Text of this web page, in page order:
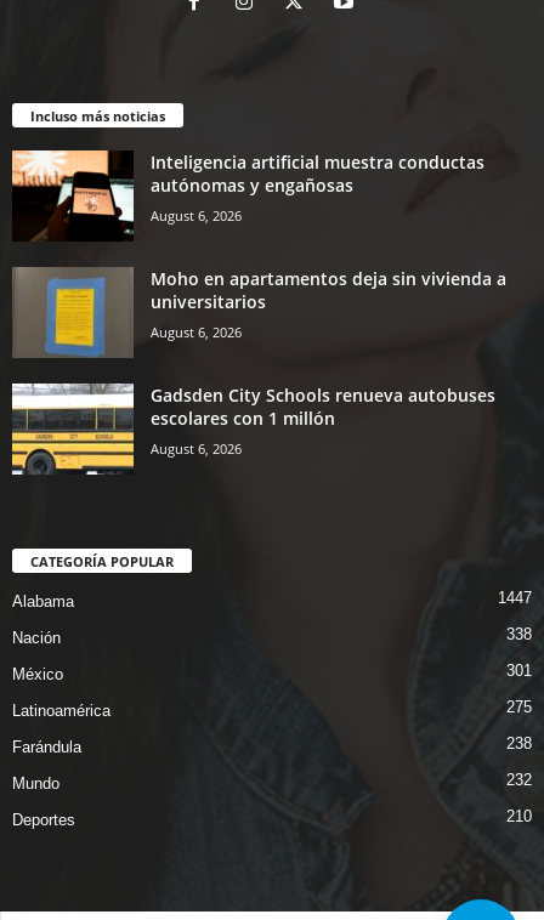
Incluso más noticias
Inteligencia artificial muestra conductas
autónomas y engañosas
August 6, 2026
Moho en apartamentos deja sin vivienda a
universitarios
August 6, 2026
Gadsden City Schools renueva autobuses
escolares con 1 millón
August 6, 2026
CATEGORÍA POPULAR
Alabama 1447
Nación 338
México 301
Latinoamérica 275
Farándula 238
Mundo 232
Deportes 210